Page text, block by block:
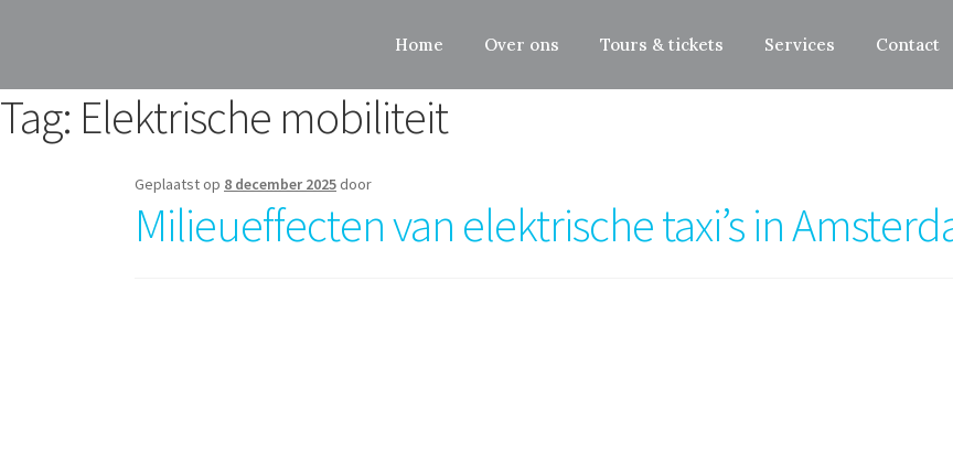
Home Over ons Tours & tickets Services Contact
Tag: Elektrische mobiliteit
Geplaatst op 8 december 2025 door
Milieueffecten van elektrische taxi’s in